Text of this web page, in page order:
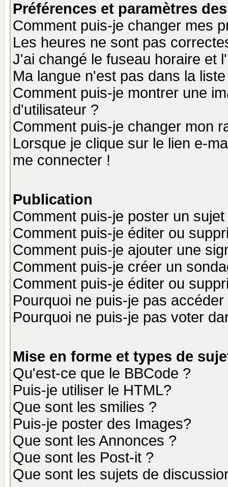
Préférences et paramètres
Comment puis-je changer mes
Les heures ne sont pas
J'ai changé le fuseau horaire et
Ma langue n'est pas dans la
Comment puis-je montrer une
d'utilisateur ?
Comment puis-je changer mon
Lorsque je clique sur le lien e-
me connecter !
Publication
Comment puis-je poster un
Comment puis-je éditer ou
Comment puis-je ajouter une
Comment puis-je créer un
Comment puis-je éditer ou
Pourquoi ne puis-je pas
Pourquoi ne puis-je pas voter
Mise en forme et types de
Qu'est-ce que le BBCode ?
Puis-je utiliser le HTML?
Que sont les smilies ?
Puis-je poster des Images?
Que sont les Annonces ?
Que sont les Post-it ?
Que sont les sujets de